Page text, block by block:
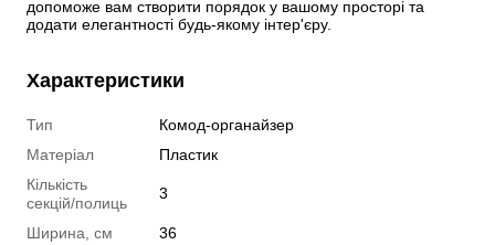
допоможе вам створити порядок у вашому просторі та
додати елегантності будь-якому інтер'єру.
Характеристики
Тип
Комод-органайзер
Матеріал
Пластик
Кількість
секцій/полиць
3
Ширина, см
36